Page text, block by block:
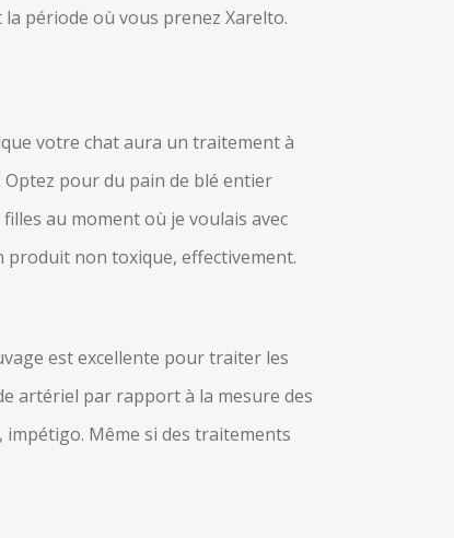
période où vous prenez Xarelto.
votre chat aura un traitement à
pour du pain de blé entier
au moment où je voulais avec
produit non toxique, effectivement.
est excellente pour traiter les
artériel par rapport à la mesure des
impétigo. Même si des traitements